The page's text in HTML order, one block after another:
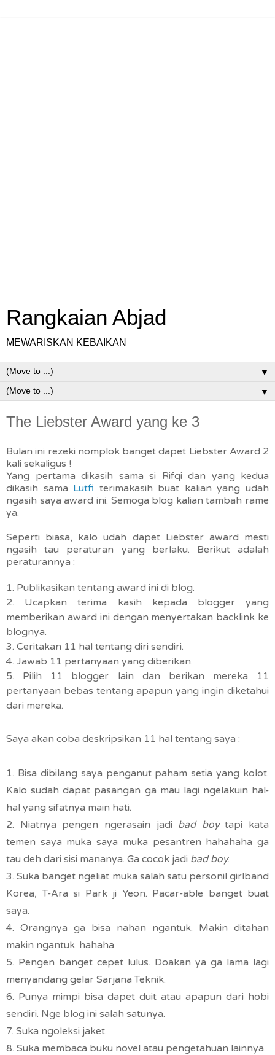
Rangkaian Abjad
MEWARISKAN KEBAIKAN
▼
▼
The Liebster Award yang ke 3
Bulan ini rezeki nomplok banget dapet Liebster Award 2
kali sekaligus !
Yang pertama dikasih sama si Rifqi dan yang kedua
dikasih sama Lutfi terimakasih buat kalian yang udah
ngasih saya award ini. Semoga blog kalian tambah rame
ya.
Seperti biasa, kalo udah dapet Liebster award mesti
ngasih tau peraturan yang berlaku. Berikut adalah
peraturannya :
1. Publikasikan tentang award ini di blog.
2. Ucapkan terima kasih kepada blogger yang
memberikan award ini dengan menyertakan backlink ke
blognya.
3. Ceritakan 11 hal tentang diri sendiri.
4. Jawab 11 pertanyaan yang diberikan.
5. Pilih 11 blogger lain dan berikan mereka 11
pertanyaan bebas tentang apapun yang ingin diketahui
dari mereka.
Saya akan coba deskripsikan 11 hal tentang saya :
1. Bisa dibilang saya penganut paham setia yang kolot.
Kalo sudah dapat pasangan ga mau lagi ngelakuin hal-
hal yang sifatnya main hati.
2. Niatnya pengen ngerasain jadi bad boytapi kata
temen saya muka saya muka pesantren hahahaha ga
tau deh dari sisi mananya. Ga cocok jadi bad boy.
3. Suka banget ngeliat muka salah satu personil girlband
Korea, T-Ara si Park ji Yeon. Pacar-able banget buat
saya.
4. Orangnya ga bisa nahan ngantuk. Makin ditahan
makin ngantuk. hahaha
5. Pengen banget cepet lulus. Doakan ya ga lama lagi
menyandang gelar Sarjana Teknik.
6. Punya mimpi bisa dapet duit atau apapun dari hobi
sendiri. Nge blog ini salah satunya.
7. Suka ngoleksi jaket.
8. Suka membaca buku novel atau pengetahuan lainnya.